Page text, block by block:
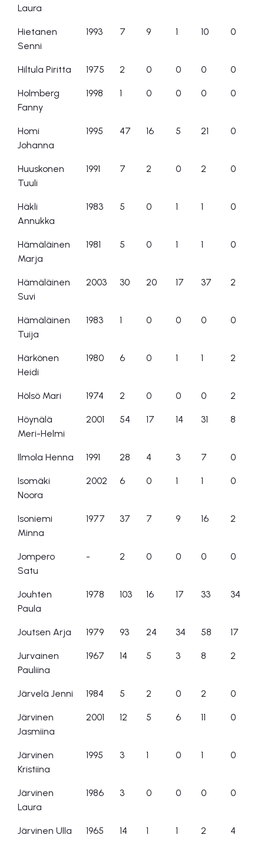
Laura
Hietanen
Senni
1993 7 9 1 10 0
Hiltula Piritta 1975 2 0 0 0 0
Holmberg
Fanny
1998 1 0 0 0 0
Homi
Johanna
1995 47 16 5 21 0
Huuskonen
Tuuli
1991 7 2 0 2 0
Häkli
Annukka
1983 5 0 1 1 0
Hämäläinen
Marja
1981 5 0 1 1 0
Hämäläinen
Suvi
2003 30 20 17 37 2
Hämäläinen
Tuija
1983 1 0 0 0 0
Härkönen
Heidi
1980 6 0 1 1 2
Hölsö Mari 1974 2 0 0 0 2
Höynälä
Meri-Helmi
2001 54 17 14 31 8
Ilmola Henna 1991 28 4 3 7 0
Isomäki
Noora
2002 6 0 1 1 0
Isoniemi
Minna
1977 37 7 9 16 2
Jompero
Satu
- 2 0 0 0 0
Jouhten
Paula
1978 103 16 17 33 34
Joutsen Arja 1979 93 24 34 58 17
Jurvainen
Pauliina
1967 14 5 3 8 2
Järvelä Jenni 1984 5 2 0 2 0
Järvinen
Jasmiina
2001 12 5 6 11 0
Järvinen
Kristiina
1995 3 1 0 1 0
Järvinen
Laura
1986 3 0 0 0 0
Järvinen Ulla 1965 14 1 1 2 4